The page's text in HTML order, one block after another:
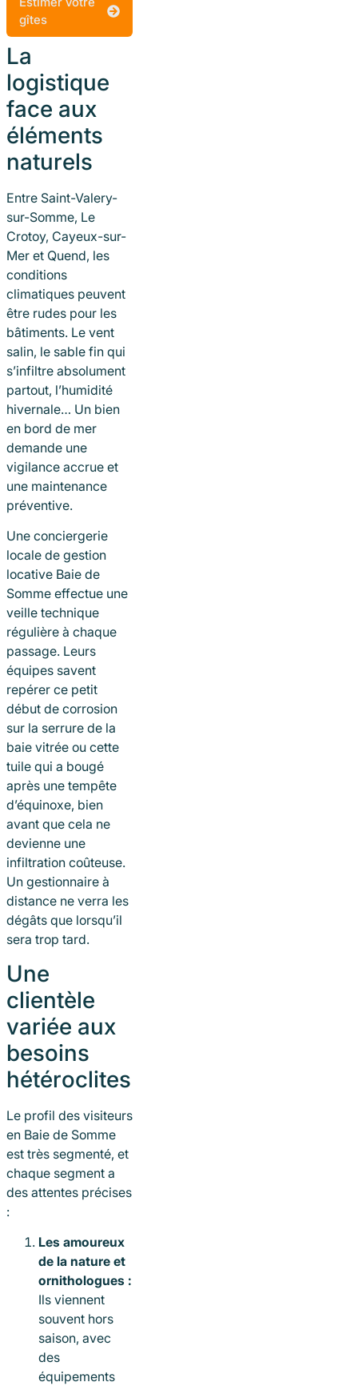
gîtes
La
logistique
face aux
éléments
naturels
Entre Saint-Valery-
sur-Somme, Le
Crotoy, Cayeux-sur-
Mer et Quend, les
conditions
climatiques peuvent
être rudes pour les
bâtiments. Le vent
salin, le sable fin qui
s’infiltre absolument
partout, l’humidité
hivernale… Un bien
en bord de mer
demande une
vigilance accrue et
une maintenance
préventive.
Une conciergerie
locale de gestion
locative Baie de
Somme effectue une
veille technique
régulière à chaque
passage. Leurs
équipes savent
repérer ce petit
début de corrosion
sur la serrure de la
baie vitrée ou cette
tuile qui a bougé
après une tempête
d’équinoxe, bien
avant que cela ne
devienne une
infiltration coûteuse.
Un gestionnaire à
distance ne verra les
dégâts que lorsqu’il
sera trop tard.
Une
clientèle
variée aux
besoins
hétéroclites
Le profil des visiteurs
en Baie de Somme
est très segmenté, et
chaque segment a
des attentes précises
:
Les amoureux
de la nature et
ornithologues :
Ils viennent
souvent hors
saison, avec
des
équipements